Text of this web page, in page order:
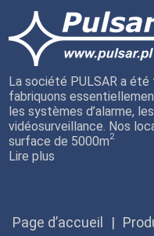
La société PULSAR a été
fabriquons
les systèmes d’alarme,
vidéosurveillance. Nos
surface de 5000m2
Lire plus
Page d’accueil